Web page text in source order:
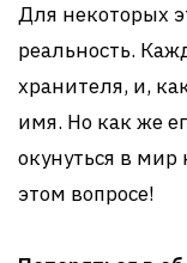
Для некоторых
реальность.
хранителя, и,
имя. Но как же
окунуться в мир
этом вопросе!